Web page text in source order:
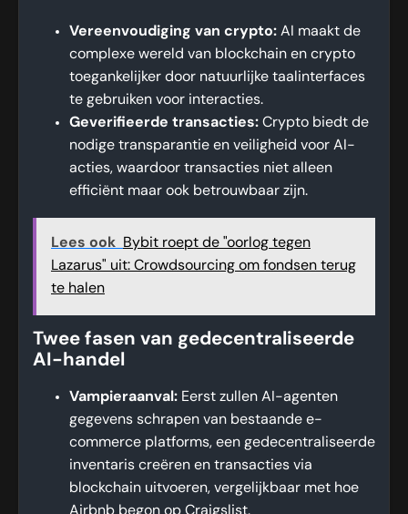
Vereenvoudiging van crypto: AI maakt de
complexe wereld van blockchain en crypto
toegankelijker door natuurlijke taalinterfaces
te gebruiken voor interacties.
Geverifieerde transacties: Crypto biedt de
nodige transparantie en veiligheid voor AI-
acties, waardoor transacties niet alleen
efficiënt maar ook betrouwbaar zijn.
Lees ook
Bybit roept de "oorlog tegen
Lazarus" uit: Crowdsourcing om fondsen terug
te halen
Twee fasen van gedecentraliseerde
AI-handel
Vampieraanval: Eerst zullen AI-agenten
gegevens schrapen van bestaande e-
commerce platforms, een gedecentraliseerde
inventaris creëren en transacties via
blockchain uitvoeren, vergelijkbaar met hoe
Airbnb begon op Craigslist.